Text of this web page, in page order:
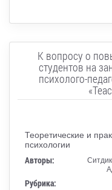
К вопросу о
студентов на
психолого-
Теоретические и
психологии
Авторы:
Рубрика: